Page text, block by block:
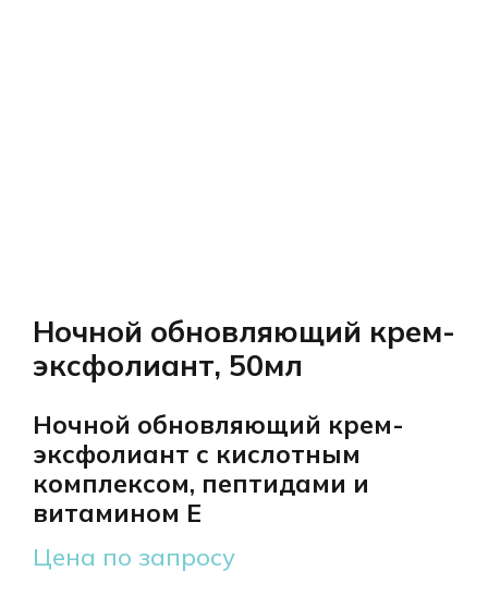
Ночной обновляющий крем-
эксфолиант, 50мл
Ночной обновляющий крем-
эксфолиант с кислотным
комплексом, пептидами и
витамином E
Цена по запросу